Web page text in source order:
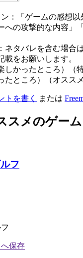
：「ゲームの感想以
への攻撃的な内容」
ネタバレを含む場合
載をお願いします。
しかったところ）（
たところ）（オスス
トを書く または
スメのゲーム
フ